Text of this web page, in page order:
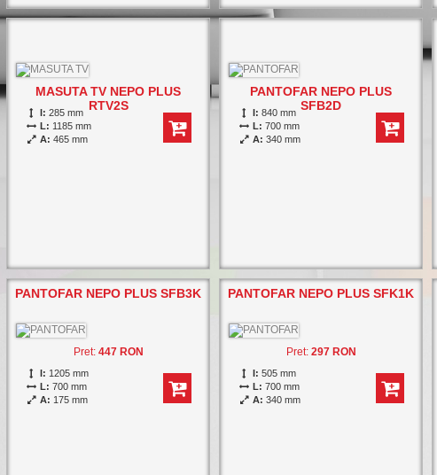
MASUTA TV NEPO PLUS
RTV2S
I: 285 mm
L: 1185 mm
A: 465 mm
PANTOFAR NEPO PLUS
SFB2D
I: 840 mm
L: 700 mm
A: 340 mm
PANTOFAR NEPO PLUS SFB3K
Pret:447 RON
I: 1205 mm
L: 700 mm
A: 175 mm
PANTOFAR NEPO PLUS SFK1K
Pret:297 RON
I: 505 mm
L: 700 mm
A: 340 mm